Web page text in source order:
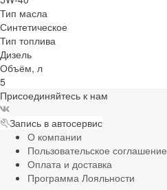
Тип масла
Синтетическое
Тип топлива
Дизель
Объём, л
5
Присоединяйтесь к нам
Запись в автосервис
О компании
Пользовательское соглашение
Оплата и доставка
Программа Лояльности